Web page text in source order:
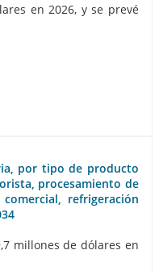
en 2026, y se prevé
por tipo de producto
procesamiento de
refrigeración
millones de dólares en